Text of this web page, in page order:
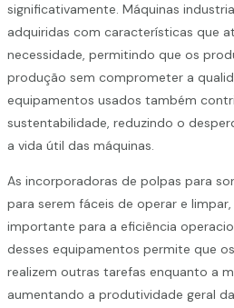
significativamente. Máquinas
adquiridas com características que
necessidade, permitindo que os
produção sem comprometer a
equipamentos usados também
sustentabilidade, reduzindo o
a vida útil das máquinas.
As incorporadoras de polpas para
para serem fáceis de operar e
importante para a eficiência
desses equipamentos permite que
realizem outras tarefas enquanto a
aumentando a produtividade geral